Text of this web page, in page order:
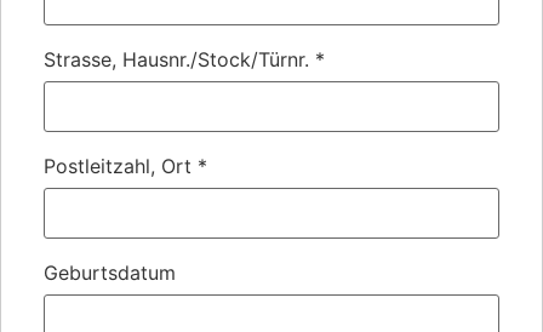
Strasse, Hausnr./Stock/Türnr. *
Postleitzahl, Ort *
Geburtsdatum